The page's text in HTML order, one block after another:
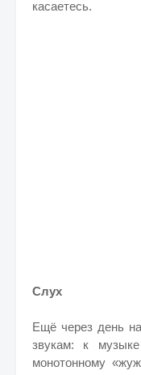
касаетесь.
Слух
Ещё через день
звукам: к
монотонному